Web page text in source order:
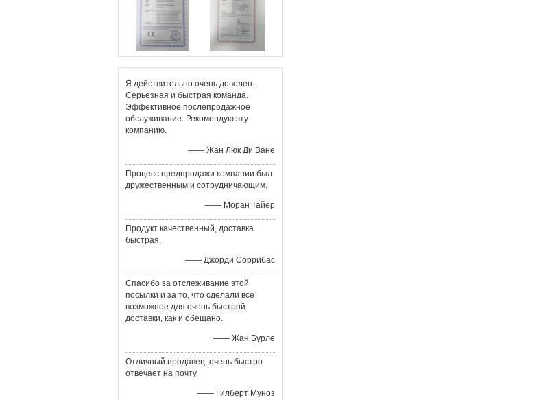
Я действительно очень доволен.
Серьезная и быстрая команда.
Эффективное послепродажное
обслуживание. Рекомендую эту
компанию.
—— Жан Люк Ди Ване
Процесс предпродажи компании был
дружественным и сотрудничающим.
—— Моран Тайер
Продукт качественный, доставка
быстрая.
—— Джорди Соррибас
Спасибо за отслеживание этой
посылки и за то, что сделали все
возможное для очень быстрой
доставки, как и обещано.
—— Жан Бурле
Отличный продавец, очень быстро
отвечает на почту.
—— Гилберт Муноз